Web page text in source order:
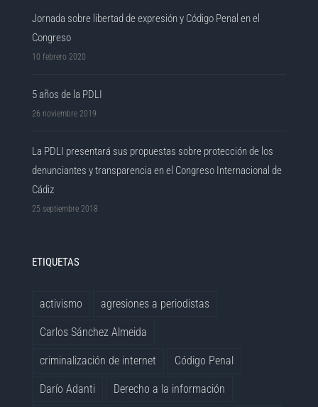
Jornada sobre libertad de expresión y Código Penal en el
Congreso
10 febrero 2020
5 años de la PDLI
26 noviembre 2019
La PDLI presentará sus propuestas sobre protección de los
denunciantes y transparencia en el Congreso Internacional de
Cádiz
25 septiembre 2018
ETIQUETAS
activismo agresiones a periodistas
Carlos Sánchez Almeida
criminalización de internet Código Penal
Darío Adanti Derecho a la información